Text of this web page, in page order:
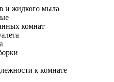
и жидкого мыла
комнат
к комнате